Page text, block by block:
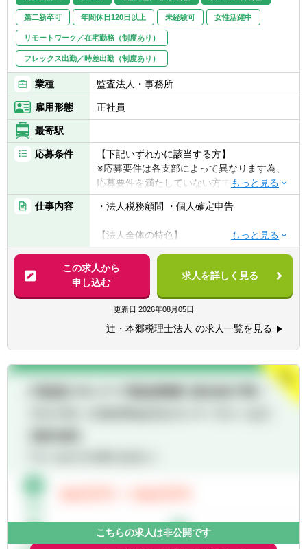
第二新卒可 年間休日120日以上 未経験可 女性活躍中
リモートワーク／在宅勤務（制度あり）
フレックス出勤／時差出勤（制度あり）
業種 監査法人・事務所
雇用形態 正社員
最寄駅
応募条件
【下記いずれかに該当する方】
※応募要件は各支部によって異なります為、
応募要件を満たしていない方でもご相談下さ
い。
・税理士科目合格者
・普通自動車免許
【求める人物像】
■税務・会計にとどまらず、総合的な観点か
ら経営コンサルティングに携りたい方
■経験・能力をフルに発揮できる環境で働き
たい方
■フリーエージェント制度
・年に2回上司を通さずに直接人事へ依頼を
出すことが可能です。
仕事内容 ・法人税務顧問 ・個人確定申告
【法人全体の特色】
■業界トップレベルの規模でお客様に対して
サービス提供しています。
■チーム連携：税理士、公認会計士、中小企
業診断士など、税務・会計に関わる様々な分
野のエキスパートが集結し、案件によって
は、互いにチームを組んで業務を進めること
があります。
■広範囲な取扱業務
一般企業をはじめ、医療法人、公益法人、社
会福祉法人、地方公共団体、海外法人、個人
と幅広いお客様に対して、税務・会計サービ
この求人から
申し込む
求人を詳しく見る
更新日 2026年08月05日
辻・本郷税理士法人 の求人一覧を見る
こちらの求人は非公開です